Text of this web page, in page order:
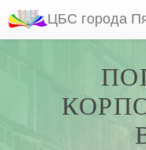
ЦБС города